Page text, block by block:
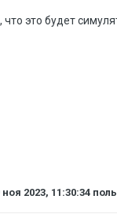
это будет
ноя 2023, 11:30:34